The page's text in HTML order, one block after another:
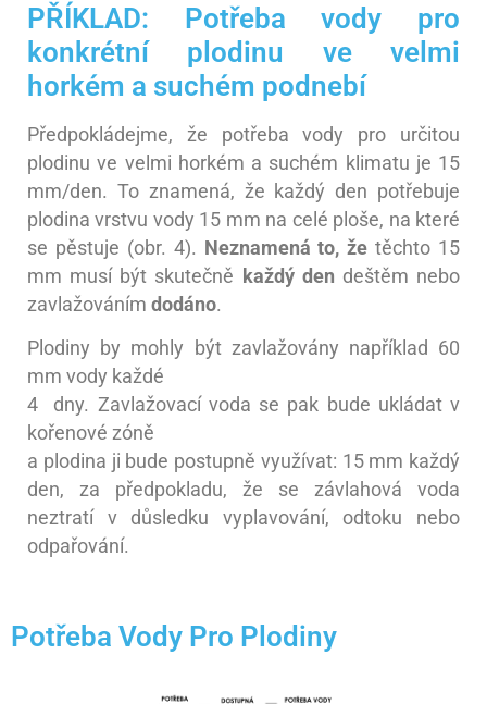
PŘÍKLAD: Potřeba vody pro
konkrétní plodinu ve velmi
horkém a suchém podnebí
Předpokládejme, že potřeba vody pro určitou
plodinu ve velmi horkém a suchém klimatu je 15
mm/den. To znamená, že každý den potřebuje
plodina vrstvu vody 15 mm na celé ploše, na které
se pěstuje (obr. 4). Neznamená to, žetěchto 15
mm musí být skutečně každý den deštěm nebo
zavlažováním dodáno.
Plodiny by mohly být zavlažovány například 60
mm vody každé
4
dny. Zavlažovací voda se pak bude ukládat v
kořenové zóně
a plodina ji bude postupně využívat: 15 mm každý
den, za předpokladu, že se závlahová voda
neztratí v důsledku vyplavování, odtoku nebo
odpařování.
Potřeba Vody Pro Plodiny